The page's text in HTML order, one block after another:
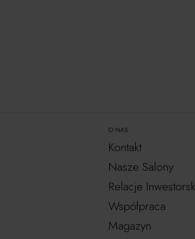
O NAS
Kontakt
Nasze Salony
Relacje
Współpraca
Magazyn